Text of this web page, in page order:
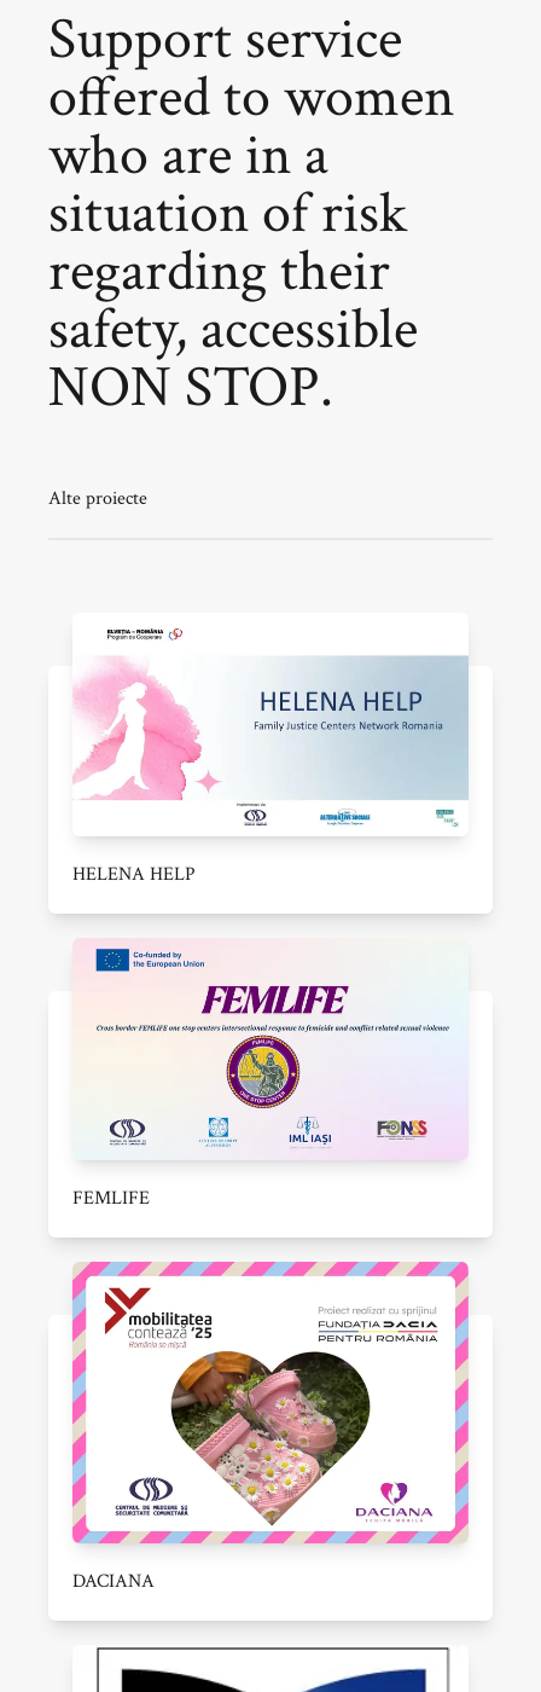
Support service
offered to women
who are in a
situation of risk
regarding their
safety, accessible
NON STOP.
Alte proiecte
HELENA HELP
FEMLIFE
DACIANA